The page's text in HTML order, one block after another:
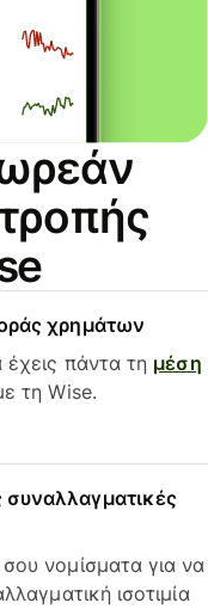
χρημάτων
πάντα τη μέση
τη Wise.
νομίσματα για να
ισοτιμία